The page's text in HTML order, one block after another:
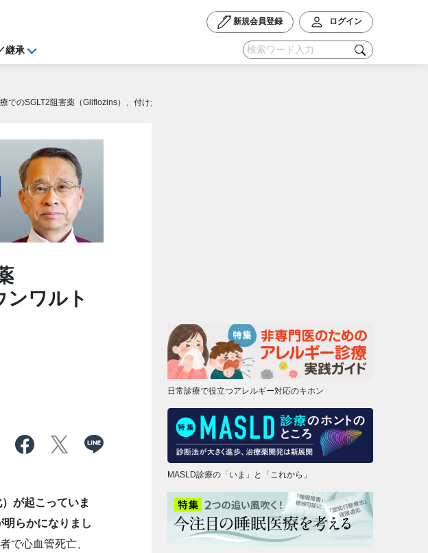
新規会員登録 ログイン
継承
でのSGLT2阻害薬（Gliflozins）、付けたり：山辺赤人、ブラウンワルト伝記、勝海舟、吉田松陰
ンワルト
が起こっていま
らかになりまし
で心血管死亡、
日常診療で役立つアレルギー対応のキホン
MASLD診療の「いま」と「これから」